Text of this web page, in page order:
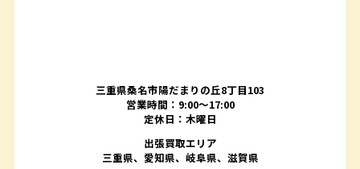
三重県桑名市陽だまりの丘8丁目103
営業時間：9:00〜17:00
定休日：木曜日
出張買取エリア
三重県、愛知県、岐阜県、滋賀県